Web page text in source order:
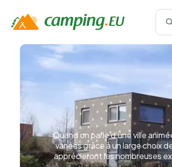
Quand on parle d’une ville
variées grâce à un large choix
apprécieront les nombreuses